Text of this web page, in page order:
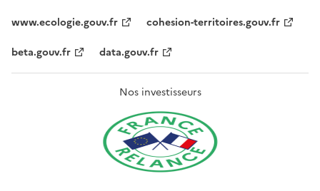
www.ecologie.gouv.fr
cohesion-territoires.gouv.fr
beta.gouv.fr
data.gouv.fr
Nos investisseurs